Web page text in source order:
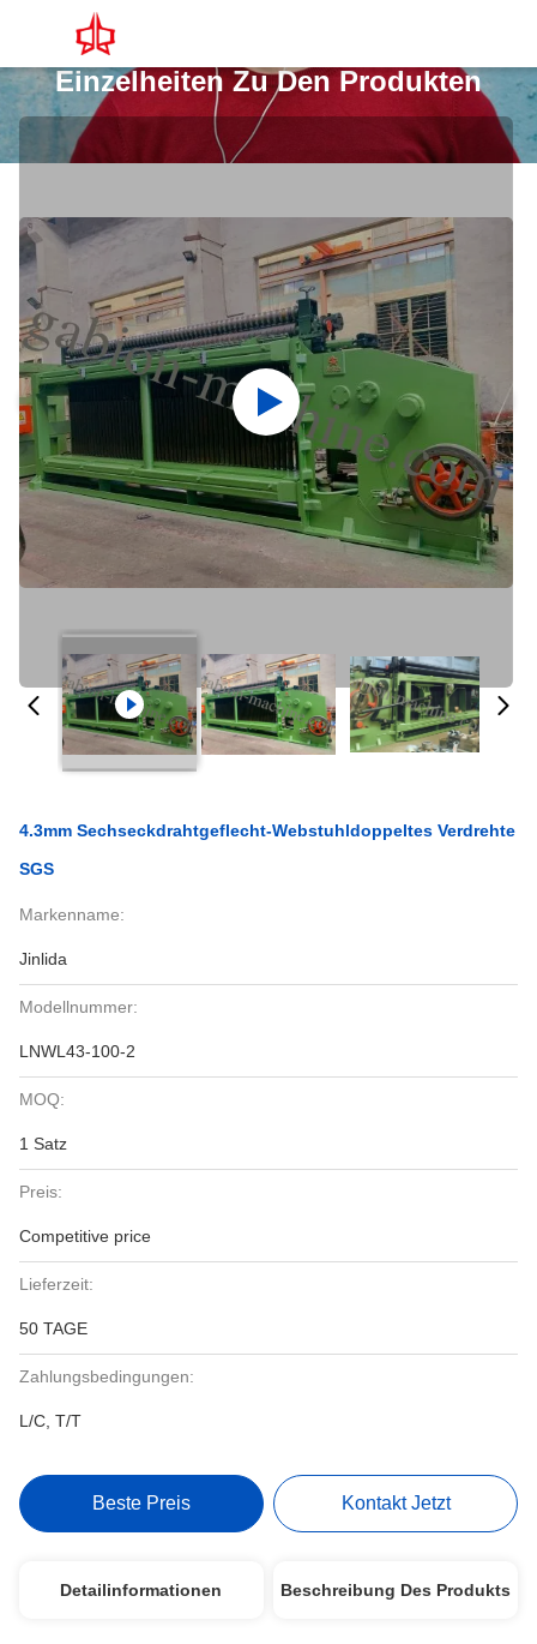
Einzelheiten Zu Den Produkten
4.3mm Sechseckdrahtgeflecht-Webstuhldoppeltes Verdrehte
SGS
Markenname:
Jinlida
Modellnummer:
LNWL43-100-2
MOQ:
1 Satz
Preis:
Competitive price
Lieferzeit:
50 TAGE
Zahlungsbedingungen:
L/C, T/T
Beste Preis Kontakt Jetzt
Detailinformationen Beschreibung Des Produkts